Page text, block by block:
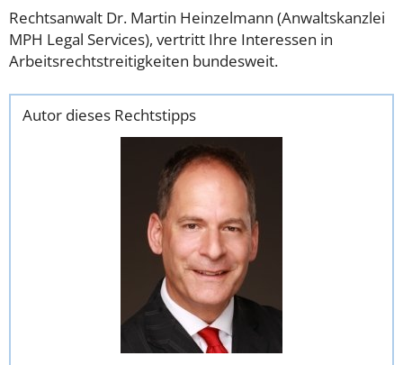
Rechtsanwalt Dr. Martin Heinzelmann (Anwaltskanzlei
MPH Legal Services), vertritt Ihre Interessen in
Arbeitsrechtstreitigkeiten bundesweit.
Autor dieses Rechtstipps